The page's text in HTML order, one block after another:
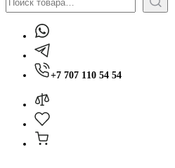
+7 707 110 54 54